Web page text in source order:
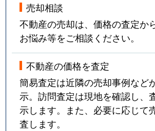
売却相談
不動産の売却は、価格の査定か
お悩み等をご相談ください。
不動産の価格を査定
簡易査定は近隣の売却事例など
示。訪問査定は現地を確認し、
示します。また、必要に応じて
査します。